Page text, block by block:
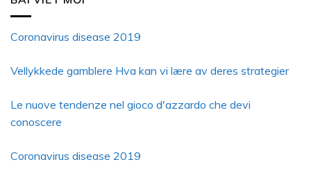
Coronavirus disease 2019
Vellykkede gamblere Hva kan vi lære av deres strategier
Le nuove tendenze nel gioco d'azzardo che devi
conoscere
Coronavirus disease 2019